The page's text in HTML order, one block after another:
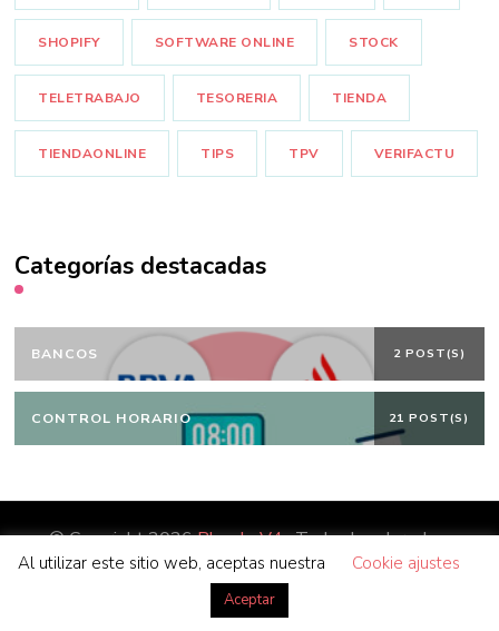
SHOPIFY SOFTWARE ONLINE STOCK
TELETRABAJO TESORERIA TIENDA
TIENDAONLINE TIPS TPV VERIFACTU
Categorías destacadas
BANCOS 2 POST(S)
CONTROL HORARIO 21 POST(S)
© Copyright 2026Blog | eV4. Todos los derechos
reservados.Blossom Coach | Desarrollado porBlossom
. Funciona con
Al utilizar este sitio web, aceptas nuestra Cookie ajustes
Aceptar